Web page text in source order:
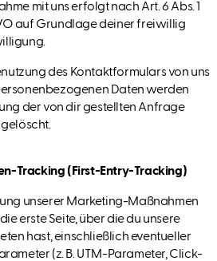
mit uns erfolgt nach Art. 6 Abs. 1
auf Grundlage deiner freiwillig
des Kontaktformulars von uns
Daten werden
der von dir gestellten Anfrage
Tracking (First-Entry-Tracking)
unserer Marketing-Maßnahmen
erste Seite, über die du unsere
hast, einschließlich eventueller
(z. B. UTM-Parameter, Click-